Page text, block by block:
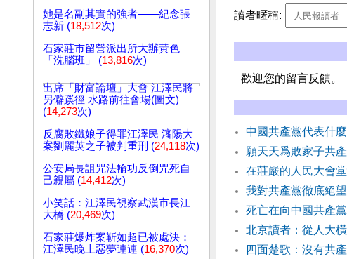
她是名副其實的強者——紀念張
志新 (18,512次)
石家莊市留營派出所大辦黃色
「洗腦班」 (13,816次)
出席「財富論壇」大會 江澤民將
另僻蹊徑 水路前往會場(圖文)
(14,273次)
反腐敗鐵娘子得罪江澤民 瀋陽大
案劉麗英之子被判重刑 (24,118次)
公安局長詛咒法輪功反倒咒死自
己親屬 (14,412次)
小笑話：江澤民視察武漢市長江
大橋 (20,469次)
石家莊爆炸案靳如超已被處決：
江澤民晚上惡夢連連 (16,370次)
讀者暱稱:
歡迎您的留言反饋。
中國共產黨代表什麼
願天天爲敗家子共
在莊嚴的人民大會
我對共產黨徹底絕
死亡在向中國共產
北京讀者：從人大
四面楚歌：沒有共